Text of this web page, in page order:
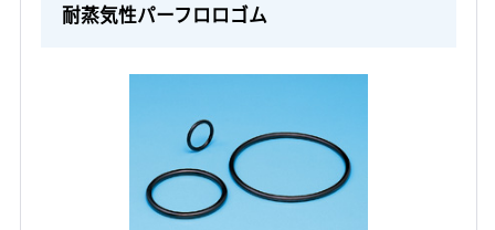
耐蒸気性パーフロロゴム